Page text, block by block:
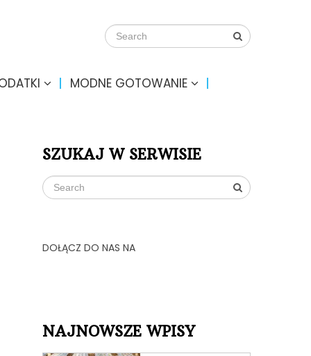
MODNE GOTOWANIE
SZUKAJ W SERWISIE
DOŁĄCZ DO NAS NA
NAJNOWSZE WPISY